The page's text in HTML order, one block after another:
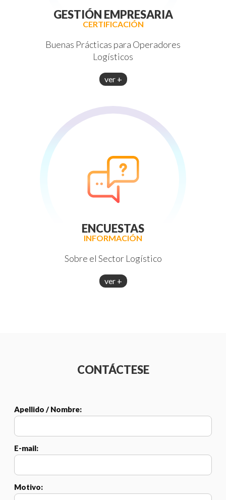
GESTIÓN EMPRESARIA
CERTIFICACIÓN
Buenas Prácticas para Operadores
Logísticos
ver +
ENCUESTAS
INFORMACIÓN
Sobre el Sector Logístico
ver +
CONTÁCTESE
Apellido / Nombre:
E-mail:
Motivo: